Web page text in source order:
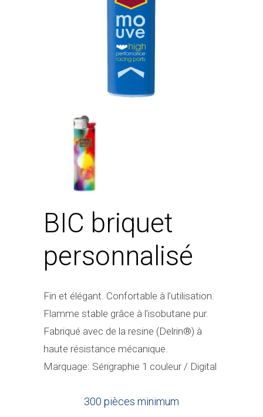
BIC briquet
personnalisé
Fin et élégant. Confortable à l’utilisation.
Flamme stable grâce à l’isobutane pur.
Fabriqué avec de la resine (Delrin®) à
haute résistance mécanique.
Marquage: Sérigraphie 1 couleur / Digital
300 pièces minimum